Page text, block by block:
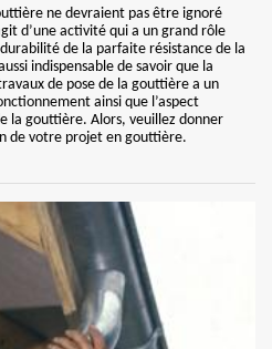
ne devraient pas être ignoré
d’une activité qui a un grand rôle
de la parfaite résistance de la
indispensable de savoir que la
de pose de la gouttière a un
ainsi que l’aspect
la gouttière. Alors, veuillez donner
de votre projet en gouttière.